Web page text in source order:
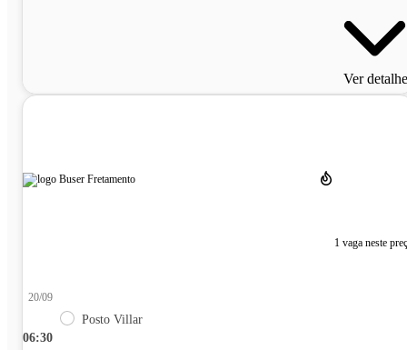
Ver
1 vaga neste
06:30
20/09
Posto Villar